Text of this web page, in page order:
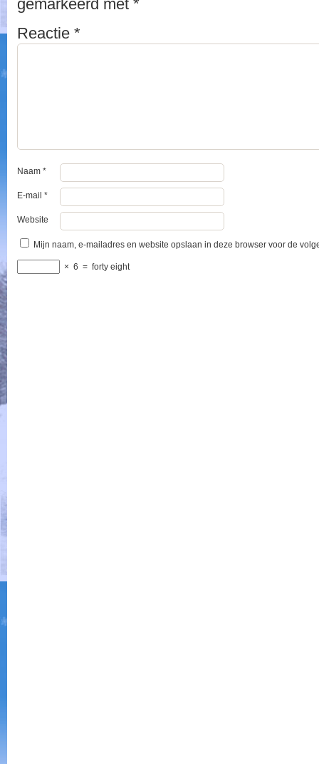
gemarkeerd met*
Reactie*
Naam*
E-mail*
Website
Mijn naam, e-mailadres en website opslaan in deze browser voor de
× 6 = forty eight